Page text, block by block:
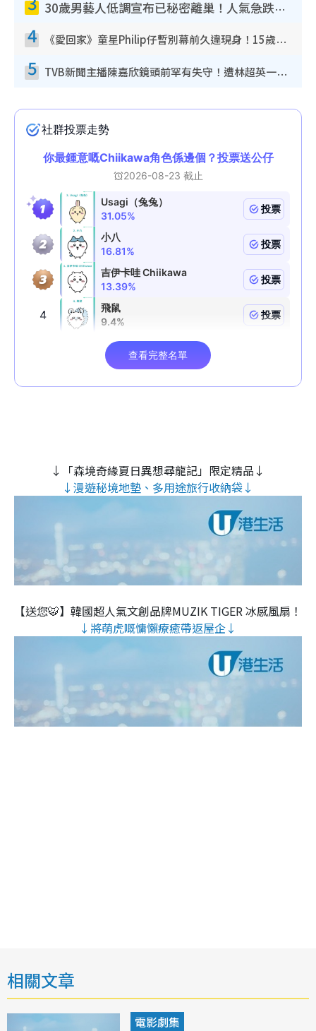
30歲男藝人低調宣布已秘密離巢！人氣急跌變失蹤人口︰「這幾年過得並不容易」
4 《愛回家》童星Philip仔暫別幕前久違現身！15歲近況暴風長高蛻變帥氣少男
5 TVB新聞主播陳嘉欣鏡頭前罕有失守！遭林超英一句說話突襲嚇親當場大笑
↓「森境奇緣夏日異想尋龍記」限定精品↓
↓漫遊秘境地墊、多用途旅行收納袋↓
【送您🐯】韓國超人氣文創品牌MUZIK TIGER 冰感風扇！
↓將萌虎嘅慵懶療癒帶返屋企↓
相關文章
電影劇集